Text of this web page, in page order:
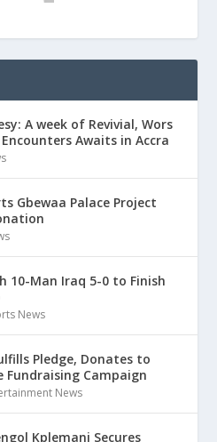
A week of Revivial, Wors
Awaits in Accra
Gbewaa Palace Project
10-Man Iraq 5-0 to Finish
News
Pledge, Donates to
Fundraising Campaign
News
Kplemani Secures